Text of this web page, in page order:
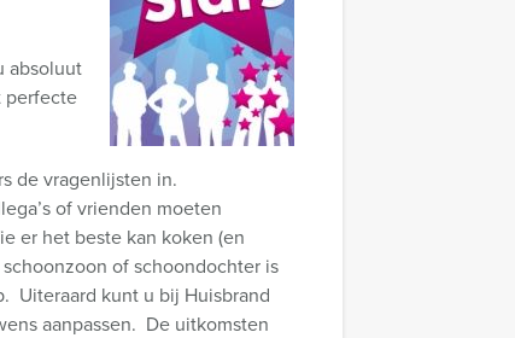
absoluut
perfecte
de vragenlijsten in.
of vrienden moeten
er het beste kan koken (en
of schoondochter is
Uiteraard kunt u bij Huisbrand
aanpassen. De uitkomsten